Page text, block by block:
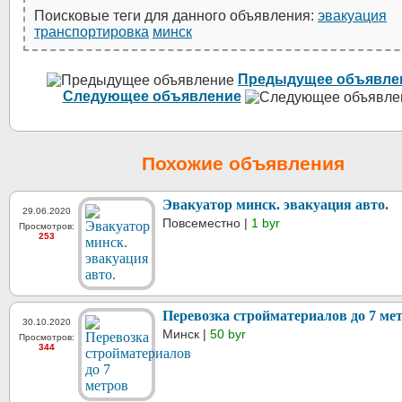
Поисковые теги для данного объявления: эвакуация
транспортировка минск
Предыдущее
Следующее объявление
Похожие объявления
29.06.2020
Просмотров:
253
Эвакуатор минск. эвакуация авто.
Повсеместно | 1 byr
30.10.2020
Просмотров:
344
Перевозка стройматериалов до 7
Минск | 50 byr